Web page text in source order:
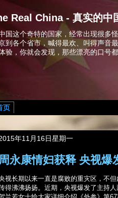
Real China - 真实的中
国这个奇特的国家，经常出现很多
到各个省市，喊得最欢、叫得声音
验，你就会发现，那些漂亮的口号
页
年11月16日星期一
永康情妇获释 央视爆
视长期以来一直是腐败的重灾区，不
得沸沸扬扬。近期，央视爆发了主持